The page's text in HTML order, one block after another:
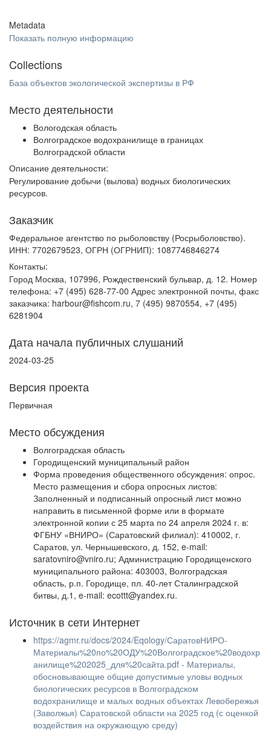
Metadata
Показать полную информацию
Collections
База объектов экологической экспертизы в РФ
Место деятельности
Вологодская область
Волгоградское водохранилище в границах
Волгоградской области
Описание деятельности:
Регулирование добычи (вылова) водных биологических
ресурсов.
Заказчик
Федеральное агентство по рыболовству (Росрыболовство).
ИНН: 7702679523, ОГРН (ОГРНИП): 1087746846274
Контакты:
Город Москва, 107996, Рождественский бульвар, д. 12. Номер
телефона: +7 (495) 628-77-00 Адрес электронной почты, факс
заказчика: harbour@fishcom.ru, 7 (495) 9870554, +7 (495)
6281904
Дата начала публичных слушаний
2024-03-25
Версия проекта
Первичная
Место обсуждения
Волгоградская область
Городищенский муниципальный район
Форма проведения общественного обсуждения: опрос.
Место размещения и сбора опросных листов:
Заполненный и подписанный опросный лист можно
направить в письменной форме или в формате
электронной копии с 25 марта по 24 апреля 2024 г. в:
ФГБНУ «ВНИРО» (Саратовский филиал): 410002, г.
Саратов, ул. Чернышевского, д. 152, e-mail:
saratovniro@vniro.ru; Администрацию Городищенского
муниципального района: 403003, Волгоградская
область, р.п. Городище, пл. 40-лет Сталинградской
битвы, д.1, e-mail: ecottt@yandex.ru.
Источник в сети Интернет
https://agmr.ru/docs/2024/Eqology/СаратовНИРО-
Материалы%20по%20ОДУ%20Волгоградское%20водохр
анилище%202025_для%20сайта.pdf - Материалы,
обосновывающие общие допустимые уловы водных
биологических ресурсов в Волгоградском
водохранилище и малых водных объектах Левобережья
(Заволжья) Саратовской области на 2025 год (с оценкой
воздействия на окружающую среду)